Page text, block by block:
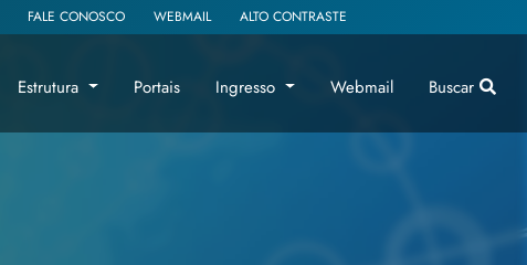
Estrutura Portais Ingresso Webmail Buscar
FALE CONOSCO WEBMAIL ALTO CONTRASTE